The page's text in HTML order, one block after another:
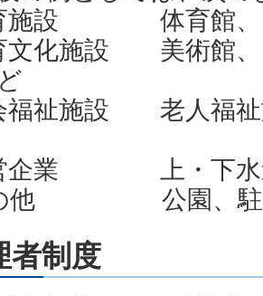
設 体育館、プ
化施設 美術館、
祉施設 老人福祉
業 上・下水道
他 公園、駐車
者制度